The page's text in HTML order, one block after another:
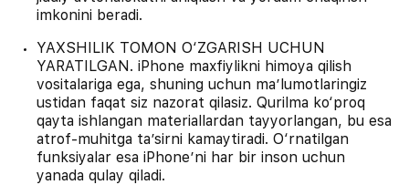
imkonini beradi.
YAXSHILIK TOMON O‘ZGARISH UCHUN
YARATILGAN. iPhone maxfiylikni himoya qilish
vositalariga ega, shuning uchun maʼlumotlaringiz
ustidan faqat siz nazorat qilasiz. Qurilma ko‘proq
qayta ishlangan materiallardan tayyorlangan, bu esa
atrof-muhitga taʼsirni kamaytiradi. O‘rnatilgan
funksiyalar esa iPhone’ni har bir inson uchun
yanada qulay qiladi.